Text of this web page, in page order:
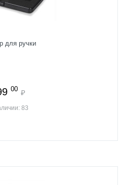
для ручки
00 ₽
83